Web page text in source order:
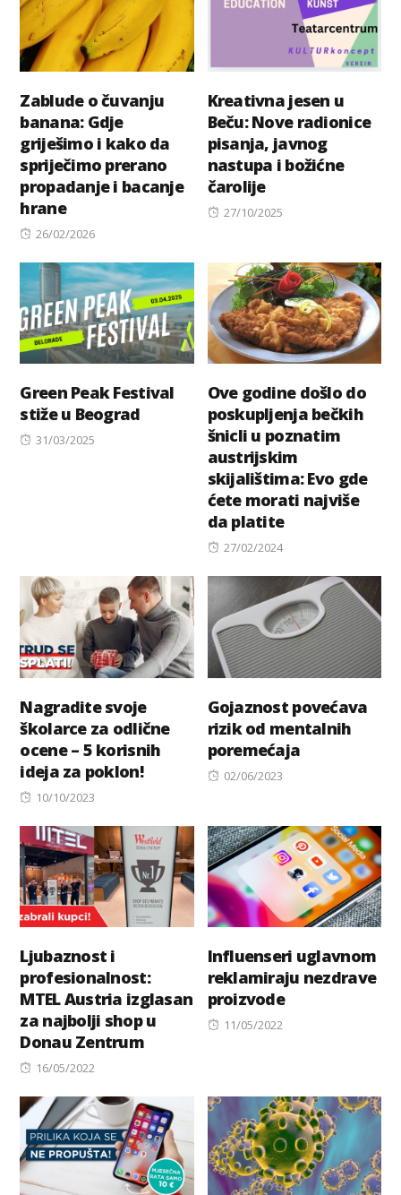
Zablude o čuvanju
banana: Gdje
griješimo i kako da
spriječimo prerano
propadanje i bacanje
hrane
Posted
26/02/2026
Kreativna jesen u
Beču: Nove radionice
pisanja, javnog
nastupa i božićne
čarolije
Posted
27/10/2025
Green Peak Festival
stiže u Beograd
Posted
31/03/2025
Ove godine došlo do
poskupljenja bečkih
šnicli u poznatim
austrijskim
skijalištima: Evo gde
ćete morati najviše
da platite
Posted
27/02/2024
Nagradite svoje
školarce za odlične
ocene – 5 korisnih
ideja za poklon!
Posted
10/10/2023
Gojaznost povećava
rizik od mentalnih
poremećaja
Posted
02/06/2023
Ljubaznost i
profesionalnost:
MTEL Austria izglasan
za najbolji shop u
Donau Zentrum
Posted
16/05/2022
Influenseri uglavnom
reklamiraju nezdrave
proizvode
Posted
11/05/2022